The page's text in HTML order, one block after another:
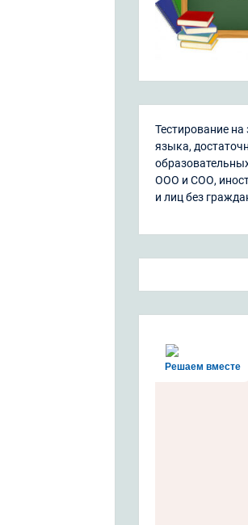
Тестирование на
языка,
ООО и СОО,
и лиц без
Решаем вместе